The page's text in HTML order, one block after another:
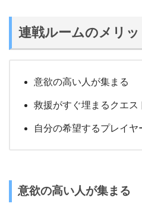
連戦ルームのメリッ
意欲の高い人が集まる
救援がすぐ埋まるクエス
自分の希望するプレイヤ
意欲の高い人が集まる